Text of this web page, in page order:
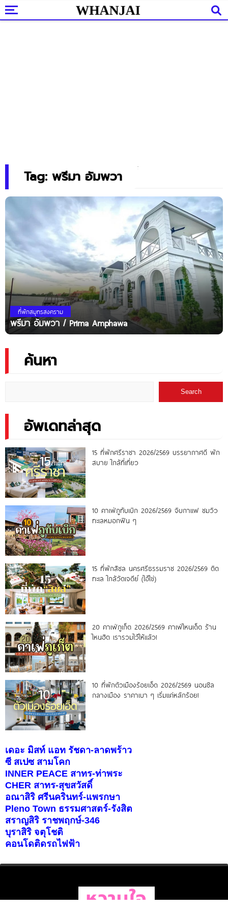
Tag: พรีมา อัมพวา
ที่พักสมุทรสงคราม
พรีมา อัมพวา / Prima Amphawa
ค้นหา
Search
อัพเดทล่าสุด
15 ที่พักศรีราชา 2026/2569 บรรยากาศดี พัก
สบาย ใกล้ที่เที่ยว
10 คาเฟ่ภูทับเบิก 2026/2569 จิบกาแฟ ชมวิว
ทะเลหมอกฟิน ๆ
15 ที่พักสิชล นครศรีธรรมราช 2026/2569 ติด
ทะเล ใกล้วัดเจดีย์ (ไอ้ไข่)
20 คาเฟ่ภูเก็ต 2026/2569 คาเฟ่ไหนเด็ด ร้าน
ไหนฮิต เรารวมไว้ให้แล้ว!
10 ที่พักตัวเมืองร้อยเอ็ด 2026/2569 นอนชิล
กลางเมือง ราคาเบา ๆ เริ่มแค่หลักร้อย!
เดอะ มิสท์ แอท รัชดา-ลาดพร้าว
ซี สเปซ สามโคก
INNER PEACE สาทร-ท่าพระ
CHER สาทร-สุขสวัสดิ์
อณาสิริ ศรีนครินทร์-แพรกษา
Pleno Town ธรรมศาสตร์-รังสิต
สราญสิริ ราชพฤกษ์-346
บุราสิริ จตุโชติ
คอนโดติดรถไฟฟ้า